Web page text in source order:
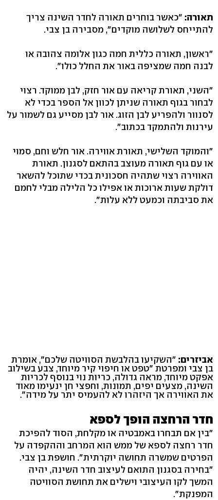
תאורה: "כאשר בוחרים תאורה לחדר השינה צריך
להתייחס לשלושה מוקדים", מסבירה בן צבי.
"ראשון, תאורה כללית חמה כגון אלומה צהובה או
לבנה חמה שמציפה באור את החלל כולו".
"השני, תאורת קריאה עם אור חזק, לבן ממוקד. רצוי
לבחור בגוף תאורה שניתן לכוון אל הספר בכדי לא
לסנוור ולהפריע לבן הזוג. אור לבן מסייע גם לשמור על
עירנות ולהתמקד בכתוב".
"והמוקד השלישי, תאורת אווירה. אור חלש וחם, סמוי
או עם גוף תאורה מעוצב בהתאם לסגנון. תאורת
האווירה רצוי שתהיה חסכונית בכדי שתוכל להשאר
דולקת שעות ארוכות או אפילו כל הלילה מבלי לחמם
את סביבתה וכמעט ללא עלות".
אביזרים: "השקיעו בהלבשת הסוויטה שלכם", אומרת
בן צבי ומפרטת "טפט או חיפוי קיר מיוחד, צבע בשילוב
אפקט מיוחד, מראה גדולה, כריות נוי בנוסף לכריות
השינה, מצעים יפים, תמונות, וחפצי חן ינעימו מאוד
את האווירה אך היזהרו לא להעמיס יתר על מידה".
חדר הרחצה הופך לספא
"בין אם תבחרו באמבטיה או מקלחת, הסוד להפיכת
חדר רחצה לספא של ממש הוא המרחב וההקפדה על
הפרטים שמשרה תחושה יוקרתית". חושפת בן צבי.
"בחירה בסגנון התואם לעיצוב חדר השינה, יהיה
המשך לקו העיצובי וישלים את תחושת הסוויטה
המפנקת".